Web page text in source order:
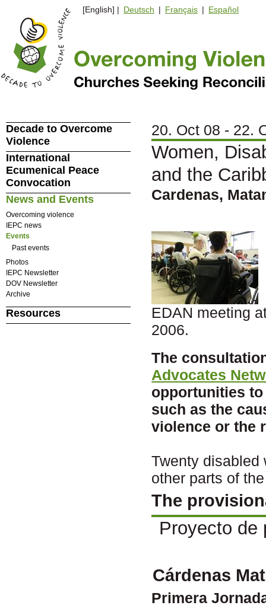
[English] | Deutsch | Français | Español
20. Oct 08 - 22.
Women,
and the
Cardenas,
EDAN meeting
2006.
The
Advocates
opportunities
such as the
violence or the
Twenty disabled
other parts of
The
Proyecto de
Cárdenas
Primera
Decade to Overcome
Violence
International
Ecumenical Peace
Convocation
News and Events
Overcoming violence
IEPC news
Events
Past events
Photos
IEPC Newsletter
DOV Newsletter
Archive
Resources